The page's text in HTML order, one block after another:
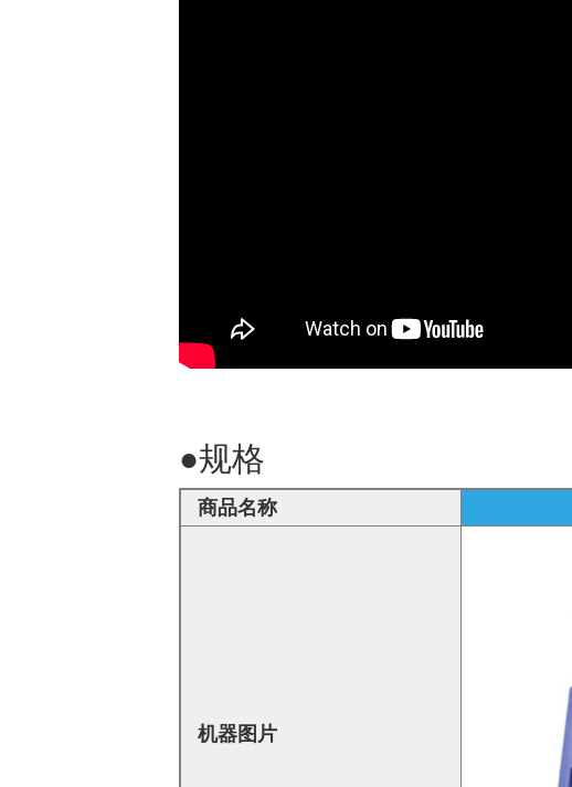
●规格
商品名称
机器图片